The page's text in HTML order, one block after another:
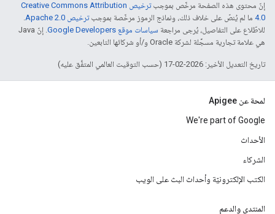
إنّ محتوى هذه الصفحة مرخّص بموجب
ترخيص Creative Commons Attribution
4.0‏ ما لم يُنصّ على خلاف ذلك، ونماذج الرموز مرخّصة بموجبترخيص Apache 2.0‏
.
للاطّلاع على التفاصيل، يُرجى مراجعة سياسات موقع Google Developers‏
. إنّ Java
هي علامة تجارية مسجَّلة لشركة Oracle و/أو شركائها التابعين.
تاريخ التعديل الأخير: 2026-02-17 (حسب التوقيت العالمي المتفَّق عليه)
لمحة عن Apigee
We're part of Google
الأحداث
الشركاء
الكتب الإلكترونيّة وأحداث البث على الويب
المنتدى والدعم